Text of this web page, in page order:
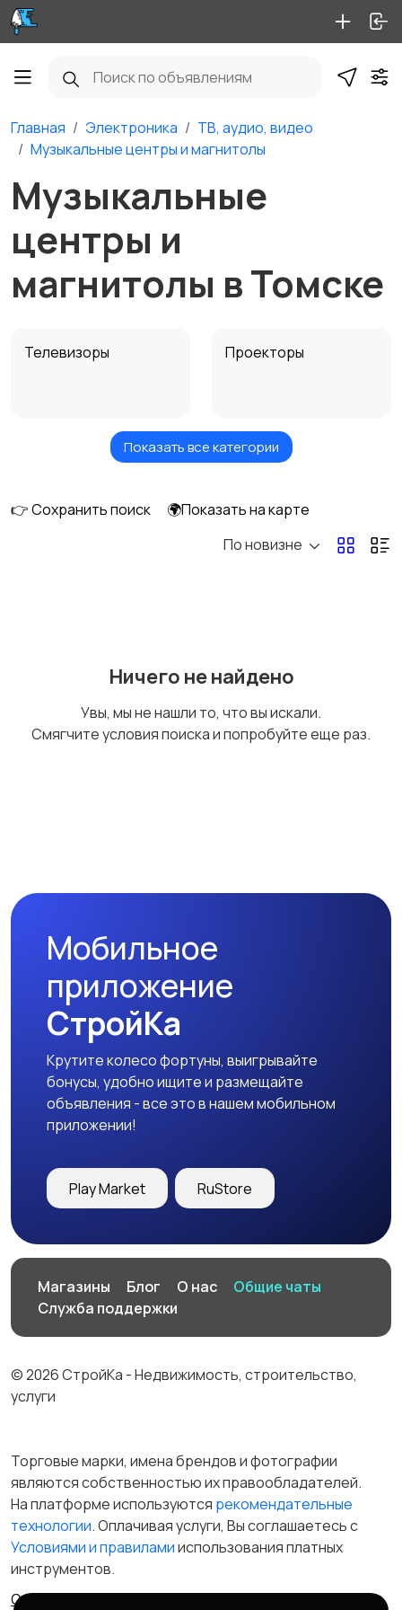
Главная Электроника
ТВ, аудио, видео
Музыкальные центры и магнитолы
Музыкальные
центры и
магнитолы в Томске
Телевизоры Проекторы
Акустика, колонки,
Домашние
Музыкальные центры
портативное аудио
Показать все категории
👉 Сохранить поиск
🌍Показать на карте
По новизне
Ничего не найдено
Увы, мы не нашли то, что вы искали.
Смягчите условия поиска и попробуйте еще раз.
Мобильное
приложение
СтройКа
Крутите колесо фортуны, выигрывайте
бонусы, удобно ищите и размещайте
объявления - все это в нашем мобильном
приложении!
Play Market RuStore
Магазины Блог О нас
Общие чаты
Служба поддержки
© 2026 СтройКа - Недвижимость, строительство,
услуги
Торговые марки, имена брендов и фотографии
являются собственностью их правообладателей.
На платформе используются рекомендательные
технологии. Оплачивая услуги, Вы соглашаетесь c
Условиями и правиламииспользования платных
инструментов.
Отказ от ответственности
Правила сервиса